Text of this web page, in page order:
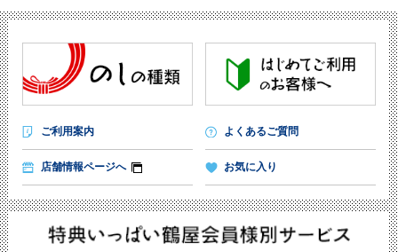
ご利用案内 よくあるご質問
店舗情報ページへ お気に入り